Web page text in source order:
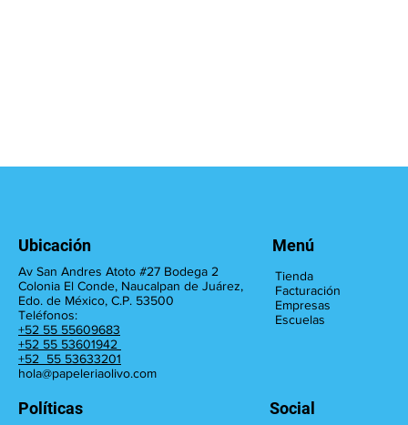
Av San Andres Atoto #27 Bodega 2
Colonia El Conde, Naucalpan de Juárez,
Edo. de México, C.P. 53500
Teléfonos:
+52 55 55609683
+52 55 53601942
+52 55 53633201
hola@papeleriaolivo.com
Ubicación
Políticas Social
Tienda
Facturación
Empresas
Escuelas
Menú